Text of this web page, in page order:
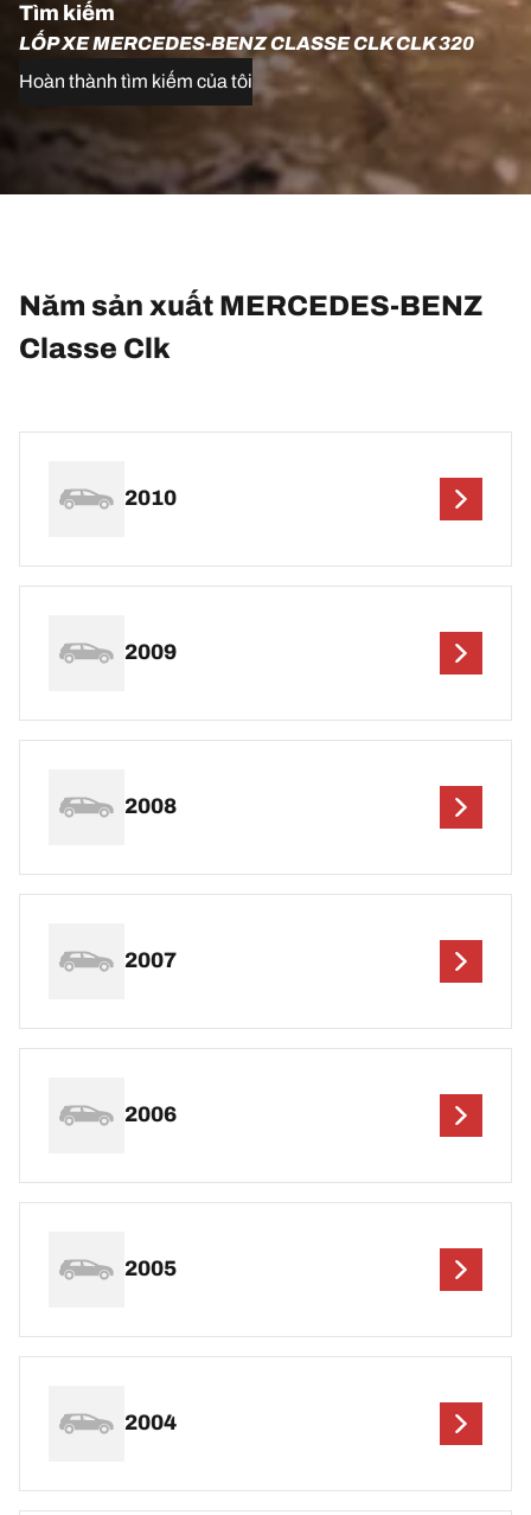
Tìm kiếm
LỐP XE MERCEDES-BENZ CLASSE CLK CLK 320
Hoàn thành tìm kiếm của tôi
Năm sản xuất MERCEDES-BENZ
Classe Clk
2010
2009
2008
2007
2006
2005
2004